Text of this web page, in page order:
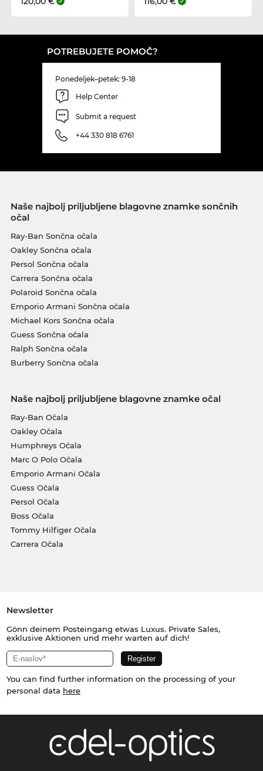
POTREBUJETE POMOČ?
Ponedeljek–petek: 9-18
Help Center
Submit a request
+44 330 818 6761
Naše najbolj priljubljene blagovne znamke sončnih
očal
Ray-Ban Sončna očala
Oakley Sončna očala
Persol Sončna očala
Carrera Sončna očala
Polaroid Sončna očala
Emporio Armani Sončna očala
Michael Kors Sončna očala
Guess Sončna očala
Ralph Sončna očala
Burberry Sončna očala
Naše najbolj priljubljene blagovne znamke očal
Ray-Ban Očala
Oakley Očala
Humphreys Očala
Marc O Polo Očala
Emporio Armani Očala
Guess Očala
Persol Očala
Boss Očala
Tommy Hilfiger Očala
Carrera Očala
Newsletter
Gönn deinem Posteingang etwas Luxus. Private Sales,
exklusive Aktionen und mehr warten auf dich!
You can find further information on the processing of your
personal data here